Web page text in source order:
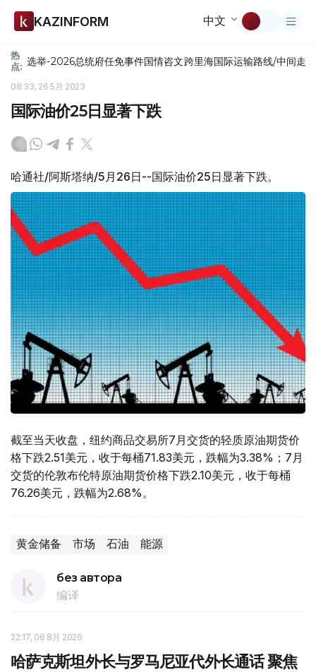
KAZINFORM 中文
热
点: 选举-2026总统府任免事件国情咨文跨里海国际运输路线/中间走廊
08:33, 26 5月 2023
国际油价25日显著下跌
哈通社/阿斯塔纳/5月26日--国际油价25日显著下跌。
截至当天收盘，纽约商品交易所7月交货的轻质原油期货价
格下跌2.51美元，收于每桶71.83美元，跌幅为3.38%；7月
交货的伦敦布伦特原油期货价格下跌2.10美元，收于每桶
76.26美元，跌幅为2.68%。
黄金储备 市场 石油 能源
без автора
编译
22:17, 06 8月 2026
哈萨克斯坦外长与罗马尼亚代外长通话 聚焦